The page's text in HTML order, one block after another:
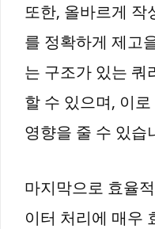
또한, 올바르게 작
를 정확하게 제고
는 구조가 있는 쿼
할 수 있으며, 이
영향을 줄 수 있습
마지막으로 효율
이터 처리에 매우